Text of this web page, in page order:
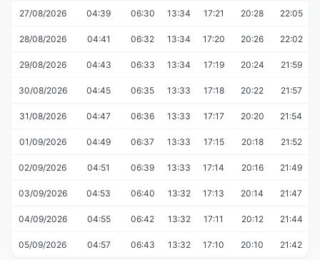
27/08/2026 04:39 06:30 13:34 17:21 20:28 22:05
28/08/2026 04:41 06:32 13:34 17:20 20:26 22:02
29/08/2026 04:43 06:33 13:34 17:19 20:24 21:59
30/08/2026 04:45 06:35 13:33 17:18 20:22 21:57
31/08/2026 04:47 06:36 13:33 17:17 20:20 21:54
01/09/2026 04:49 06:37 13:33 17:15 20:18 21:52
02/09/2026 04:51 06:39 13:33 17:14 20:16 21:49
03/09/2026 04:53 06:40 13:32 17:13 20:14 21:47
04/09/2026 04:55 06:42 13:32 17:11 20:12 21:44
05/09/2026 04:57 06:43 13:32 17:10 20:10 21:42